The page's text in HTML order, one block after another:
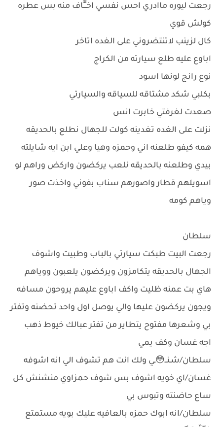
رجعت ليوره ماادري احس نفسي اخــّّـّّاف منه بس عطره
كولش قوي
كال لزينب لاتنتضروني على الغده اتاخر
اباوع عليه طلع سيارته من الكراج
نوع رانج لونها اسود
بكلبي شكد مشتاقه للسياقه والسيارتي
صعدت لغرفتي خابرت انس
نزلت على الغده تغدينه كولت للجهال نطلع بالحديقه
همه كيفو طلعنه اني وحمزه وهيا وعلي ابن ايه شايلته
بيدي وطلعنه بالحديقه نلعب يركضون واركض وراهم لو
اسويلهم قطار واصورهم سناب بفوني واخذت صور
وياهم كومه
سلطان
رجعت البيت طبكت سيارتي بالباب وطبيت واشوف
الجهال بالحديقه يتكامزون ويركضون يلعبون ووياهم
هاي بت عمنه ظليت واكف اباوع عليهم يروحون مسافه
ويجون يركضون عليها والي يوصل اول واحد تحضنه وتفتر
بي وشعرها مفتوح يتطاير من تفتر عبالك خيوط ذهب
اجه غسان وكف يمي
سلطان/شـنــ😳ـي ولك انت هم تشوف الي انه اشوفه
غسان/اي خويه اشوف بس شوف حمزاوي منشنش كل
ساع حاضنته وتبوس بي
سلطان/انه ابوك حمزه بالعافيه عليك بويه مستمتع